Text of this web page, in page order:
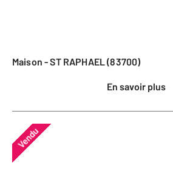
Maison - ST RAPHAEL (83700)
En savoir plus
Vendu